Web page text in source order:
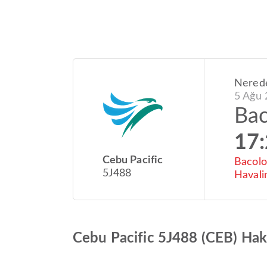
Cebu Pacific
5J488
5 Ağu
Cebu Pacific 5J488 (CEB)